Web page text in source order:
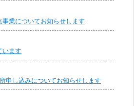
業についてお知らせします
います
申し込みについてお知らせします